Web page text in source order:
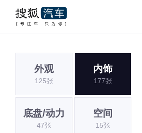
外观
125张
内饰
177张
底盘/动力
47张
空间
15张